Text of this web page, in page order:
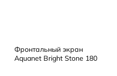
Фронтальный экран
Aquanet Bright Stone 180